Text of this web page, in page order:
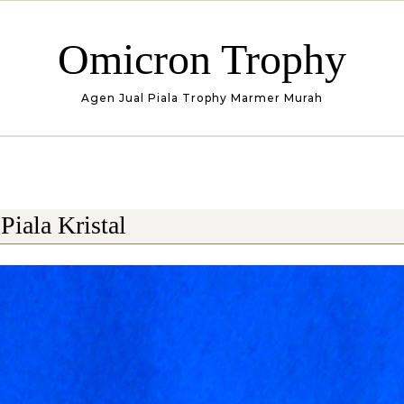
Omicron Trophy
Agen Jual Piala Trophy Marmer Murah
Piala Kristal